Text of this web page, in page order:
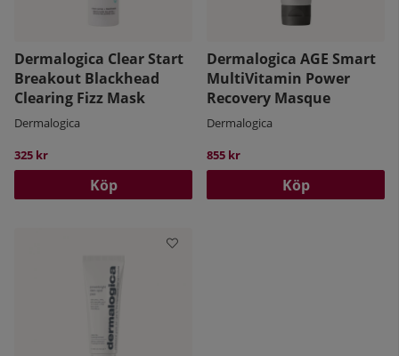
Dermalogica Clear Start
Breakout Blackhead
Clearing Fizz Mask
Dermalogica
325 kr
Köp
Dermalogica AGE Smart
MultiVitamin Power
Recovery Masque
Dermalogica
855 kr
Köp